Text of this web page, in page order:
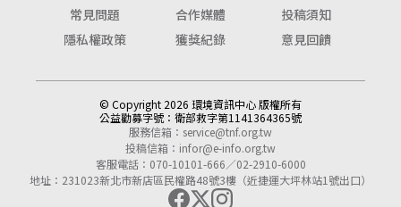
常見問題
合作媒體
投稿須知
隱私權政策
獲獎紀錄 意見回饋
© Copyright 2026 環境資訊中心 版權所有
公益勸募字號： 衛部救字第1141364365號
服務信箱： service@tnf.org.tw
投稿信箱： infor@e-info.org.tw
客服電話：070-10101-666／02-2910-6000
地址：231023新北市新店區民權路48號3樓（近捷運大坪林站1號出口）